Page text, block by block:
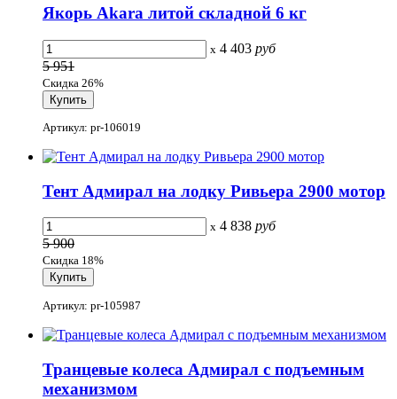
Якорь Akara литой складной 6 кг
x 4 403 руб
5 951
Скидка 26%
Артикул: pr-106019
Тент Адмирал на лодку Ривьера 2900 мотор
x 4 838 руб
5 900
Скидка 18%
Артикул: pr-105987
Транцевые колеса Адмирал с подъемным
механизмом